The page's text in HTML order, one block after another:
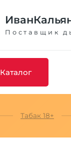
Поставщик
Каталог
Табак 18+